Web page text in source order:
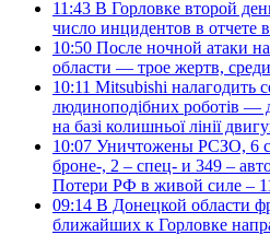
11:43 В Горловке второй
число инцидентов в отчете
10:50 После ночной атаки
области — трое жертв,
10:11 Mitsubishi налагодить
людиноподібних роботів —
на базі колишньої лінії
10:07 Уничтожены РСЗО, 6
броне-, 2 – спец- и 349 –
Потери РФ в живой силе –
09:14 В Донецкой области
ближайших к Горловке